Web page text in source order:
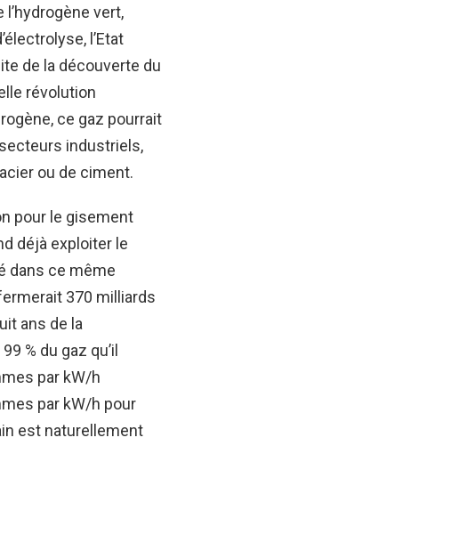
vert,
l’Etat
de la découverte du
révolution
ce gaz pourrait
industriels,
ou de ciment.
pour le gisement
déjà exploiter le
dans ce même
370 milliards
ans de la
% du gaz qu’il
par kW/h
par kW/h pour
est naturellement